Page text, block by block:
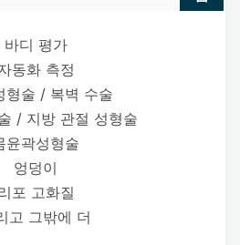
바디 평가
동화 측정
형술 / 복벽 수술
/ 지방 관절 성형술
윤곽성형술
엉덩이
포 고화질
고 그밖에 더